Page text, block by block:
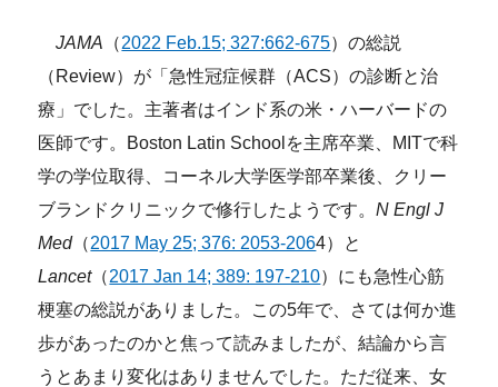
JAMA （2022 Feb.15; 327:662-675）の総説
（Review）が「急性冠症候群（ACS）の診断と治
療」でした。主著者はインド系の米・ハーバードの
医師です。Boston Latin Schoolを主席卒業、MITで科
学の学位取得、コーネル大学医学部卒業後、クリー
ブランドクリニックで修行したようです。N Engl J
Med（2017 May 25; 376: 2053-2064）と
Lancet（2017 Jan 14; 389: 197-210）にも急性心筋
梗塞の総説がありました。この5年で、さては何か進
歩があったのかと焦って読みましたが、結論から言
うとあまり変化はありませんでした。 ただ従来、女